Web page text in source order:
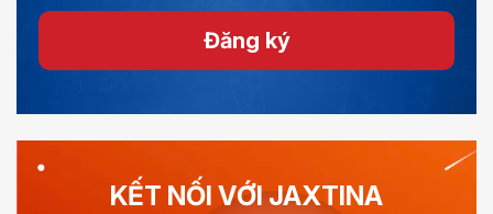
Đăng ký
KẾT NỐI VỚI JAXTINA